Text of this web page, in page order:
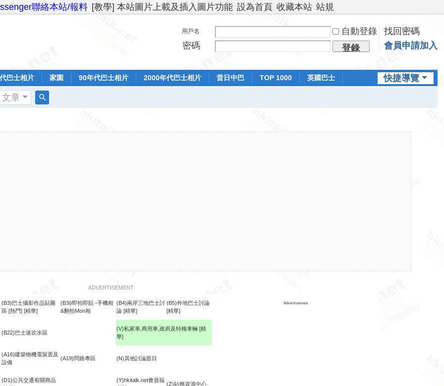
聯絡本站/報料 [教學] 本站圖片上載及插入圖片功能 設為首頁 收藏本站 站規
用戶名 自動登錄
找回密碼
密碼
登錄 會員申請加入
快捷導覽
巴士相片 家園 90年代巴士相片 2000年代巴士相片 昔日中巴 TOP 1000
英國巴士
文章
ADVERTISEMENT
(B3)巴士攝影作品貼圖
區 [熱門] [精華]
(B3i)即拍即貼 -手機相
&翻拍Mon相
(B4)兩岸三地巴士討
論 [精華]
(B5)外地巴士討論
[精華]
Advertisement
(B22)巴士迷吹水區
(V)私家車,商用車,政府及特種車輛 [精
華]
(A16)建築物機電裝置及
設備
(A19)問路專區 (N)其他討論題目
(D1)公共交通有關商品
(Y)hkitalk.net會員福
(Z)站務資源中心